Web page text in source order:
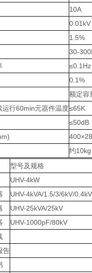
10A
0.01kV
1.5%
30-
≤0.1Hz
0.1%
额定容
运行60min元器件温度≤65K
≤50dB
约10kg
型号及规格
UHV-4kW
UHV-4kVA/1.5/3/6kV/0.4kV
UHV-25kVA/25kV
UHV-1000pF/80kV
告